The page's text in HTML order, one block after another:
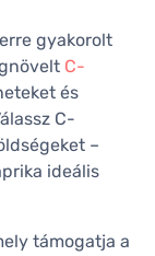
gyakorolt
C-
és
C-
–
ideális
támogatja a